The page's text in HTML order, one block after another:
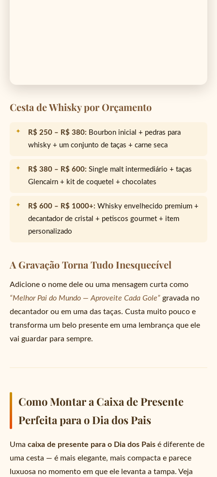
Cesta de Whisky por Orçamento
R$ 250 – R$ 380: Bourbon inicial + pedras para
whisky + um conjunto de taças + carne seca
R$ 380 – R$ 600: Single malt intermediário + taças
Glencairn + kit de coquetel + chocolates
R$ 600 – R$ 1000+: Whisky envelhecido premium +
decantador de cristal + petiscos gourmet + item
personalizado
A Gravação Torna Tudo Inesquecível
Adicione o nome dele ou uma mensagem curta como
“Melhor Pai do Mundo — Aproveite Cada Gole” gravada no
decantador ou em uma das taças. Custa muito pouco e
transforma um belo presente em uma lembrança que ele
vai guardar para sempre.
Como Montar a Caixa de Presente
Perfeita para o Dia dos Pais
Uma caixa de presente para o Dia dos Pais é diferente de
uma cesta — é mais elegante, mais compacta e parece
luxuosa no momento em que ele levanta a tampa. Veja